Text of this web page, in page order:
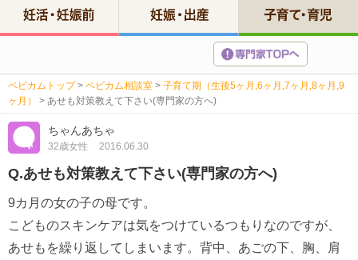
ベビカムトップ > ベビカム相談室 > 子育て期（生後5ヶ月,6ヶ月,7ヶ月,8ヶ月,9
ヶ月）
> あせも対策教えて下さい(専門家の方へ)
ちゃんあちゃ
32歳女性 2016.06.30
Q.あせも対策教えて下さい(専門家の方へ)
9カ月の女の子の母です。
こどものスキンケアは気をつけているつもりなのですが、
あせもを繰り返してしまいます。背中、あごの下、胸、肩